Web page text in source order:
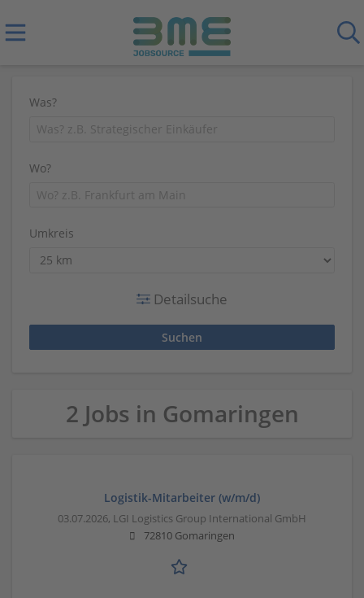
Was?
Wo?
Umkreis
Detailsuche
2 Jobs in Gomaringen
Logistik-Mitarbeiter (w/m/d)
03.07.2026, LGI Logistics Group International GmbH
72810 Gomaringen